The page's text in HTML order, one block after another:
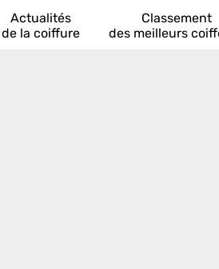
Actualités
de la coiffure
Classement
des meilleurs